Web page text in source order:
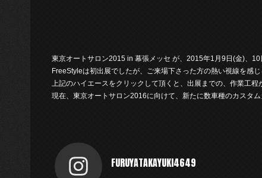
東京オートサロン2015 in 幕張メッセ が、2015年1月9日(金)、10
FreeStyleは初出展でしたが、ご来場下さった方の熱い視線を感
上記のハイエースをクリックして頂くと、出展までの、作業工程
現在、東京オートサロン2016に向けて、新たに数車種のカスタム
FURUYATAKAYUKI4649